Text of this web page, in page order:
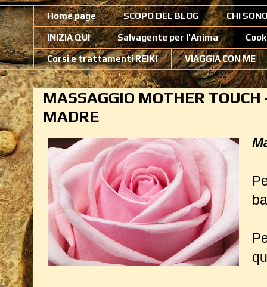
Home page SCOPO DEL BLOG CHI
INIZIA QUI Salvagente per l'Anima
Corsi e trattamenti REIKI VIAGGIA CON ME
MASSAGGIO MOTHER TOUCH
MADRE